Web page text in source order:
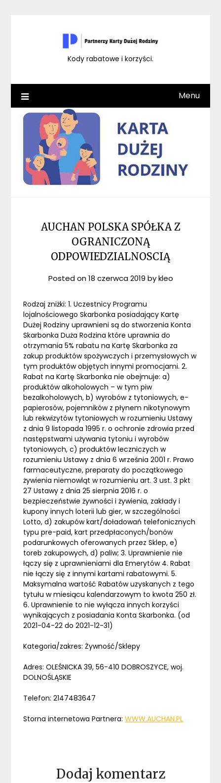
Kody rabatowe i korzyści.
Menu
AUCHAN POLSKA SPÓŁKA Z
OGRANICZONĄ
ODPOWIEDZIALNOSCIĄ
Posted on18 czerwca 2019 bykleo
Rodzaj zniżki: 1. Uczestnicy Programu
lojalnościowego Skarbonka posiadający Kartę
Dużej Rodziny uprawnieni są do stworzenia Konta
Skarbonka Duża Rodzina które uprawnia do
otrzymania 5% rabatu na Kartę Skarbonka za
zakup produktów spożywczych i przemysłowych w
tym produktów objętych innymi promocjami. 2.
Rabat na Kartę Skarbonka nie obejmuje: a)
produktów alkoholowych – w tym piw
bezalkoholowych, b) wyrobów z tytoniowych, e-
papierosów, pojemników z płynem nikotynowym
lub rekwizytów tytoniowych w rozumieniu Ustawy
z dnia 9 listopada 1995 r. o ochronie zdrowia przed
następstwami używania tytoniu i wyrobów
tytoniowych, c) produktów leczniczych w
rozumieniu Ustawy z dnia 6 września 2001 r. Prawo
farmaceutyczne, preparaty do początkowego
żywienia niemowląt w rozumieniu art. 3 ust. 3 pkt
27 Ustawy z dnia 25 sierpnia 2016 r. o
bezpieczeństwie żywności i żywienia, zakłady i
kupony innych loterii lub gier, w szczególności
Lotto, d) zakupów kart/doładowań telefonicznych
typu pre-paid, kart przedpłaconych/bonów
podarunkowych oferowanych przez Sklep, e)
toreb zakupowych, d) paliw; 3. Uprawnienie nie
łączy się z uprawnieniami dla Emerytów 4. Rabat
nie łączy się z innymi kartami rabatowymi. 5.
Maksymalna wartość Rabatów uzyskanych z tego
tytułu w miesiącu kalendarzowym to kwota 250 zł.
6. Uprawnienie to nie wyłącza innych korzyści
wynikających z posiadania Konta Skarbonka. (od
2021-04-22 do 2021-12-31)
Kategoria/zakres: Żywność/Sklepy
Adres: OLEŚNICKA 39, 56-410 DOBROSZYCE, woj.
DOLNOŚLĄSKIE
Telefon: 2147483647
Storna internetowa Partnera:WWW.AUCHAN.PL
Dodaj komentarz